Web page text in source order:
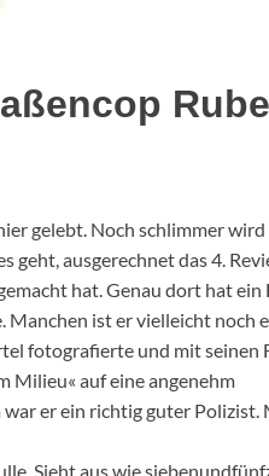
gelebt. Noch schlimmer wird
geht, ausgerechnet das 4.
hat. Genau dort hat ein
Manchen ist er vielleicht noch
fotografierte und mit seinen
Milieu« auf eine angenehm
er ein richtig guter Polizist.
Sieht aus wie